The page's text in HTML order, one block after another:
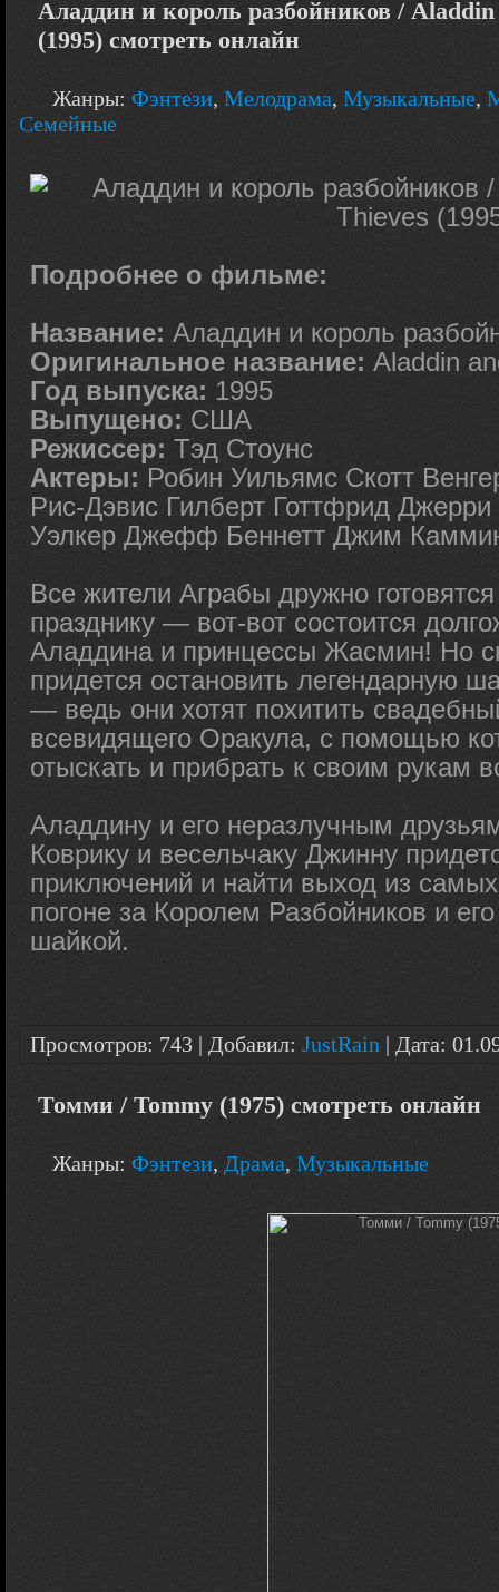
Аладдин и король разбойников /
(1995) смотреть онлайн
Жанры: Фэнтези, Мелодрама, Музыкальные,
Семейные
Подробнее о фильме:
Название: Аладдин и король
Оригинальное название: Aladdin
Год выпуска: 1995
Выпущено: США
Режиссер: Тэд Стоунс
Актеры: Робин Уильямс Скотт
Рис-Дэвис Гилберт Готтфрид
Уэлкер Джефф Беннетт Джим
Все жители Аграбы дружно
празднику — вот-вот состоится
Аладдина и принцессы Жасмин! Но
придется остановить легендарную
— ведь они хотят похитить
всевидящего Оракула, с помощью
отыскать и прибрать к своим рукам
Аладдину и его неразлучным
Коврику и весельчаку Джинну
приключений и найти выход из
погоне за Королем Разбойников и
шайкой.
Просмотров: 743 | Добавил: JustRain | Дата:
Томми / Tommy (1975) смотреть онлайн
Жанры: Фэнтези, Драма, Музыкальные